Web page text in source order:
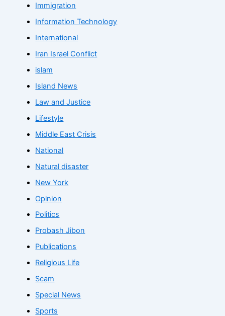
Immigration
Information Technology
International
Iran Israel Conflict
islam
Island News
Law and Justice
Lifestyle
Middle East Crisis
National
Natural disaster
New York
Opinion
Politics
Probash Jibon
Publications
Religious Life
Scam
Special News
Sports